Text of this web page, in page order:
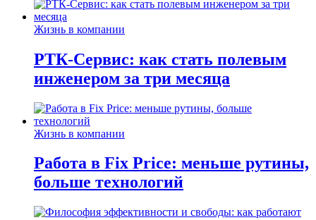
Жизнь в компании
РТК-Сервис: как стать полевым
инженером за три месяца
Жизнь в компании
Работа в Fix Price: меньше рутины,
больше технологий